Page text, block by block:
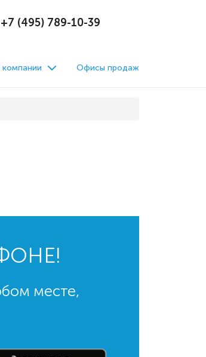
+7 (495) 789-10-39
Офисы продаж
месте,